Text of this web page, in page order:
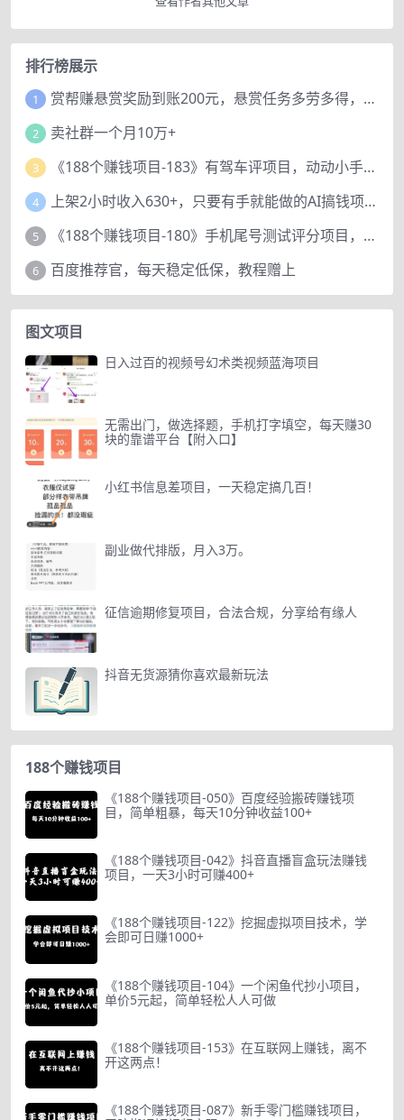
排行榜展示
1 赏帮赚悬赏奖励到账200元，悬赏任务多劳多得，人人可做。
2 卖社群一个月10万+
3 《188个赚钱项目-183》有驾车评项目，动动小手，复制粘贴赚44元！
4 上架2小时收入630+，只要有手就能做的AI搞钱项目，奶奶看完都能学会!
5 《188个赚钱项目-180》手机尾号测试评分项目，短视频直播日赚200+
6 百度推荐官，每天稳定低保，教程赠上
图文项目
日入过百的视频号幻术类视频蓝海项目
无需出门，做选择题，手机打字填空，每天赚30
块的靠谱平台【附入口】
小红书信息差项目，一天稳定搞几百！
副业做代排版，月入3万。
征信逾期修复项目，合法合规，分享给有缘人
抖音无货源猜你喜欢最新玩法
188个赚钱项目
《188个赚钱项目-050》百度经验搬砖赚钱项
目，简单粗暴，每天10分钟收益100+
《188个赚钱项目-042》抖音直播盲盒玩法赚钱
项目，一天3小时可赚400+
《188个赚钱项目-122》挖掘虚拟项目技术，学
会即可日赚1000+
《188个赚钱项目-104》一个闲鱼代抄小项目，
单价5元起，简单轻松人人可做
《188个赚钱项目-153》在互联网上赚钱，离不
开这两点！
《188个赚钱项目-087》新手零门槛赚钱项目，